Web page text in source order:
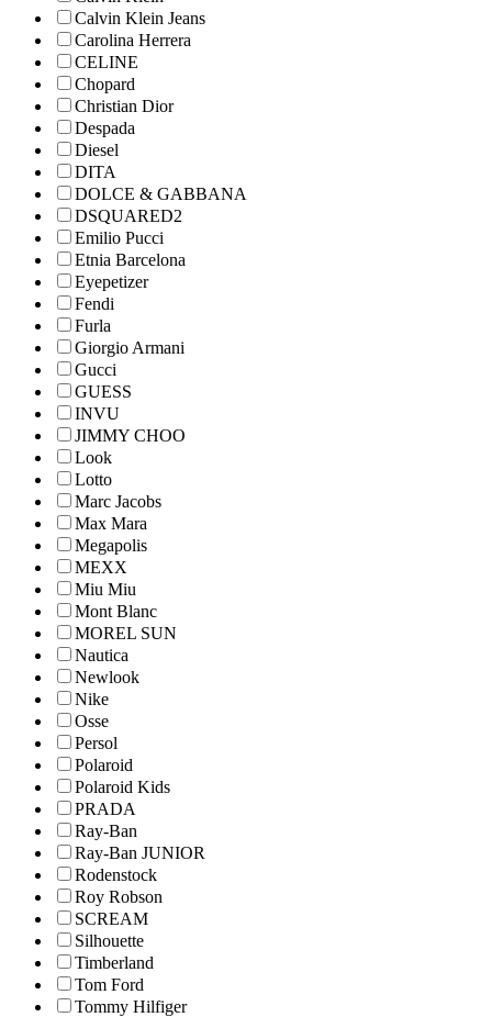
Calvin Klein Jeans
Carolina Herrera
CELINE
Chopard
Christian Dior
Despada
Diesel
DITA
DOLCE & GABBANA
DSQUARED2
Emilio Pucci
Etnia Barcelona
Eyepetizer
Fendi
Furla
Giorgio Armani
Gucci
GUESS
INVU
JIMMY CHOO
Look
Lotto
Marc Jacobs
Max Mara
Megapolis
MEXX
Miu Miu
Mont Blanc
MOREL SUN
Nautica
Newlook
Nike
Osse
Persol
Polaroid
Polaroid Kids
PRADA
Ray-Ban
Ray-Ban JUNIOR
Rodenstock
Roy Robson
SCREAM
Silhouette
Timberland
Tom Ford
Tommy Hilfiger